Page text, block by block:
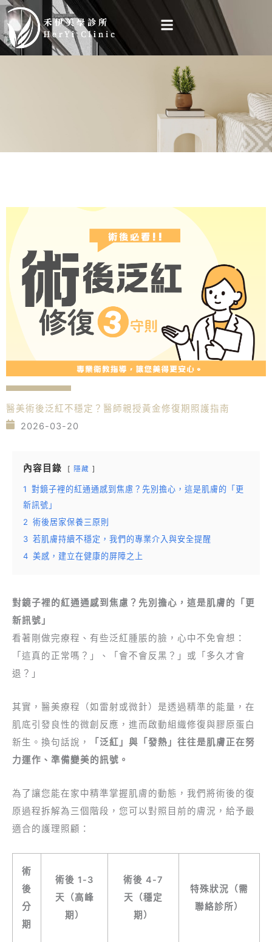
跳
至
主
知識
醫美術後泛紅不穩定？醫師親授黃金修復期照護指南
2026-03-20
內容目錄 隱藏
1 對鏡子裡的紅通通感到焦慮？先別擔心，這是肌膚的「更
新訊號」
2 術後居家保養三原則
3 若肌膚持續不穩定，我們的專業介入與安全提醒
4 美感，建立在健康的屏障之上
對鏡子裡的紅通通感到焦慮？先別擔心，這是肌膚的「更
新訊號」
看著剛做完療程、有些泛紅腫脹的臉，心中不免會想：
「這真的正常嗎？」、「會不會反黑？」或「多久才會
退？」
其實，醫美療程（如雷射或微針）是透過精準的能量，在
肌底引發良性的微創反應，進而啟動組織修復與膠原蛋白
新生。換句話說，
「泛紅」與「發熱」往往是肌膚正在努
力運作、準備變美的訊號。
為了讓您能在家中精準掌握肌膚的動態，我們將術後的復
原過程拆解為三個階段，您可以對照目前的膚況，給予最
適合的護理照顧：
術
後
分
期
術後 1-3
天（高峰
期）
術後 4-7
天（穩定
期）
特殊狀況（需
聯絡診所）